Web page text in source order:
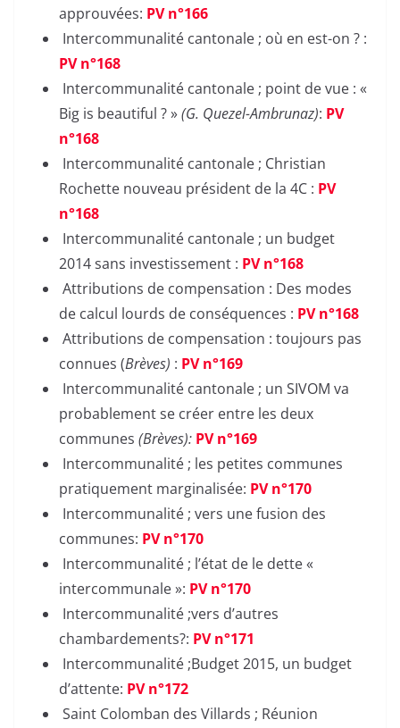
approuvées: PV n°166
Intercommunalité cantonale ; où en est-on ? :
PV n°168
Intercommunalité cantonale ; point de vue : «
Big is beautiful ? »(G. Quezel-Ambrunaz): PV
n°168
Intercommunalité cantonale ; Christian
Rochette nouveau président de la 4C : PV
n°168
Intercommunalité cantonale ; un budget
2014 sans investissement : PV n°168
Attributions de compensation : Des modes
de calcul lourds de conséquences : PV n°168
Attributions de compensation : toujours pas
connues (Brèves) : PV n°169
Intercommunalité cantonale ; un SIVOM va
probablement se créer entre les deux
communes (Brèves): PV n°169
Intercommunalité ; les petites communes
pratiquement marginalisée: PV n°170
Intercommunalité ; vers une fusion des
communes: PV n°170
Intercommunalité ; l’état de le dette «
intercommunale »: PV n°170
Intercommunalité ;vers d’autres
chambardements?: PV n°171
Intercommunalité ;Budget 2015, un budget
d’attente: PV n°172
Saint Colomban des Villards ; Réunion